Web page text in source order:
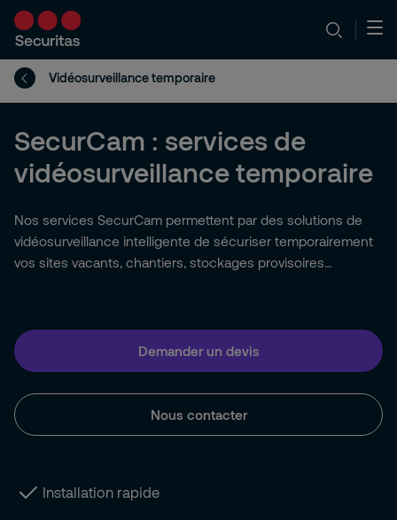
Vidéosurveillance temporaire
SecurCam : services de
vidéosurveillance temporaire
Nos services SecurCam permettent par des solutions de
vidéosurveillance intelligente de sécuriser temporairement
vos sites vacants, chantiers, stockages provisoires…
Demander un devis
Nous contacter
Installation rapide